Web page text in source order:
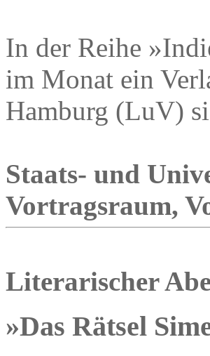
In der Reihe
im Monat ein
Hamburg (LuV)
Staats- und
Vortragsraum,
Literarischer
»Das Rätsel